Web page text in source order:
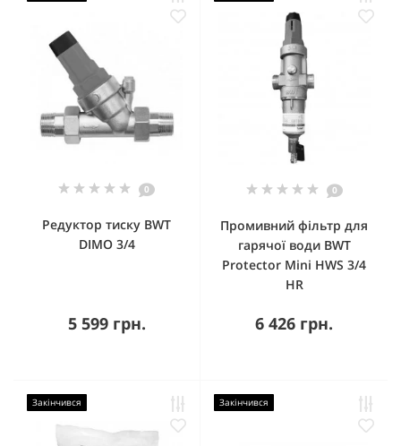
0
Редуктор тиску BWT
DIMO 3/4
5 599 грн.
0
Промивний фільтр для
гарячої води BWT
Protector Mini HWS 3/4
HR
6 426 грн.
Закінчився Закінчився